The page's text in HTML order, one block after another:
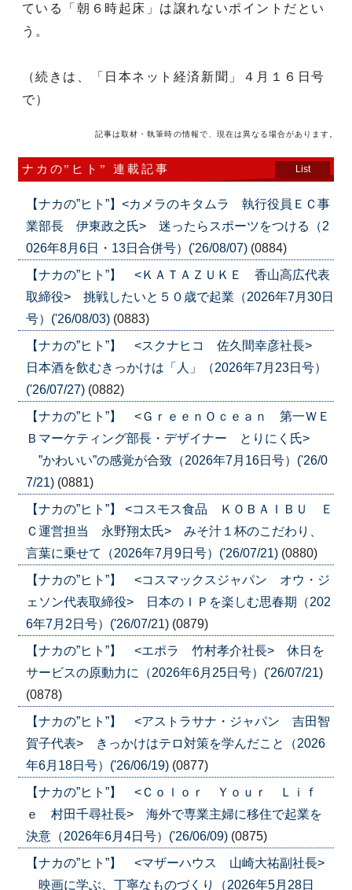
ている「朝６時起床」は譲れないポイントだとい
う。
（続きは、「日本ネット経済新聞」４月１６日号
で）
記事は取材・執筆時の情報で、現在は異なる場合があります。
ナカの”ヒト” 連載記事 List
【ナカの”ヒト”】<カメラのキタムラ 執行役員ＥＣ事
業部長 伊東政之氏> 迷ったらスポーツをつける（2
026年8月6日・13日合併号）('26/08/07) (0884)
【ナカの”ヒト”】 <ＫＡＴＡＺＵＫＥ 香山高広代表
取締役> 挑戦したいと５０歳で起業（2026年7月30日
号）('26/08/03) (0883)
【ナカの”ヒト”】 <スクナヒコ 佐久間幸彦社長>
日本酒を飲むきっかけは「人」（2026年7月23日号）
('26/07/27) (0882)
【ナカの”ヒト”】 <ＧｒｅｅｎＯｃｅａｎ 第一ＷＥ
Ｂマーケティング部長・デザイナー とりにく氏>
”かわいい”の感覚が合致（2026年7月16日号）('26/0
7/21) (0881)
【ナカの”ヒト”】 <コスモス食品 ＫＯＢＡＩＢＵ Ｅ
Ｃ運営担当 永野翔太氏> みそ汁１杯のこだわり、
言葉に乗せて（2026年7月9日号）('26/07/21) (0880)
【ナカの”ヒト”】 <コスマックスジャパン オウ・ジ
ェソン代表取締役> 日本のＩＰを楽しむ思春期（202
6年7月2日号）('26/07/21) (0879)
【ナカの”ヒト”】 <エポラ 竹村孝介社長> 休日を
サービスの原動力に（2026年6月25日号）('26/07/21)
(0878)
【ナカの”ヒト”】 <アストラサナ・ジャパン 吉田智
賀子代表> きっかけはテロ対策を学んだこと（2026
年6月18日号）('26/06/19) (0877)
【ナカの”ヒト”】 <Ｃｏｌｏｒ Ｙｏｕｒ Ｌｉｆ
ｅ 村田千尋社長> 海外で専業主婦に移住で起業を
決意（2026年6月4日号）('26/06/09) (0875)
【ナカの”ヒト”】 <マザーハウス 山崎大祐副社長>
映画に学ぶ、丁寧なものづくり（2026年5月28日